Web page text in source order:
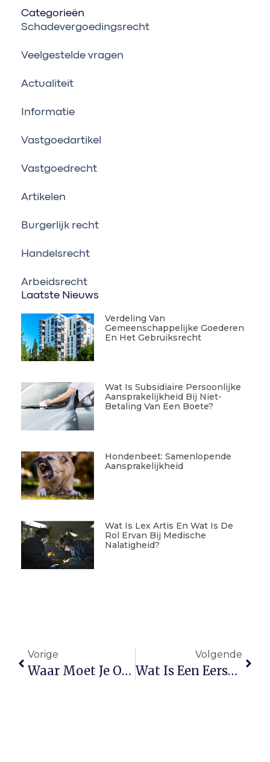
Categorieën
Schadevergoedingsrecht
Veelgestelde vragen
Actualiteit
Informatie
Vastgoedartikel
Vastgoedrecht
Artikelen
Burgerlijk recht
Handelsrecht
Arbeidsrecht
Laatste Nieuws
Verdeling Van
Gemeenschappelijke Goederen
En Het Gebruiksrecht
Wat Is Subsidiaire Persoonlijke
Aansprakelijkheid Bij Niet-
Betaling Van Een Boete?
Hondenbeet: Samenlopende
Aansprakelijkheid
Wat Is Lex Artis En Wat Is De
Rol Ervan Bij Medische
Nalatigheid?
Vorige
Waar Moet Je Op Letten Bij De Aan- En Verkoop Van Grond In Stedelijk Gebied?
Volgende
Wat Is Een Eerste Bewoningsvergunning?